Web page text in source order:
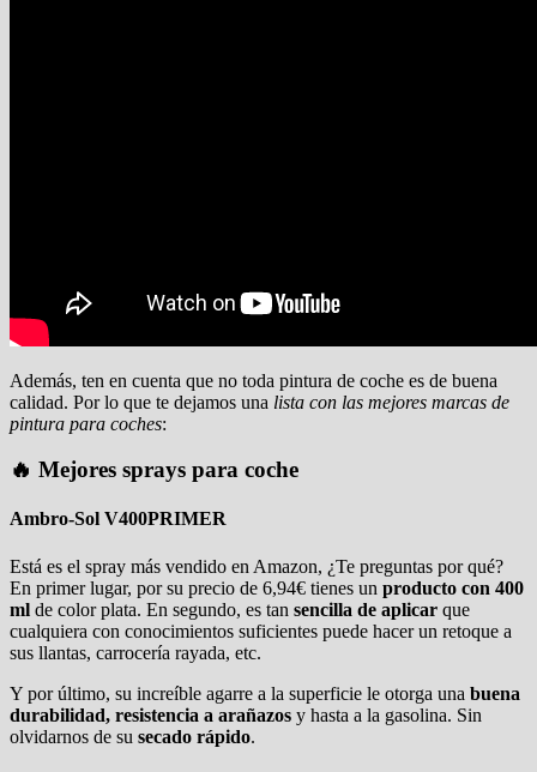
Además, ten en cuenta que no toda pintura de coche es de buena
calidad. Por lo que te dejamos una lista con las mejores marcas de
pintura para coches:
🔥 Mejores sprays para coche
Ambro-Sol V400PRIMER
Está es el spray más vendido en Amazon, ¿Te preguntas por qué?
En primer lugar, por su precio de 6,94€ tienes un producto con 400
ml de color plata. En segundo, es tan sencilla de aplicar que
cualquiera con conocimientos suficientes puede hacer un retoque a
sus llantas, carrocería rayada, etc.
Y por último, su increíble agarre a la superficie le otorga una buena
durabilidad, resistencia a arañazos y hasta a la gasolina. Sin
olvidarnos de su secado rápido.